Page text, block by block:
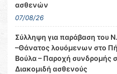
ασθενών
07/08/26
Σύλληψη για παράβαση του
–Θάνατος λουόμενων στο
Βούλα – Παροχή συνδρομής
Διακομιδή ασθενούς